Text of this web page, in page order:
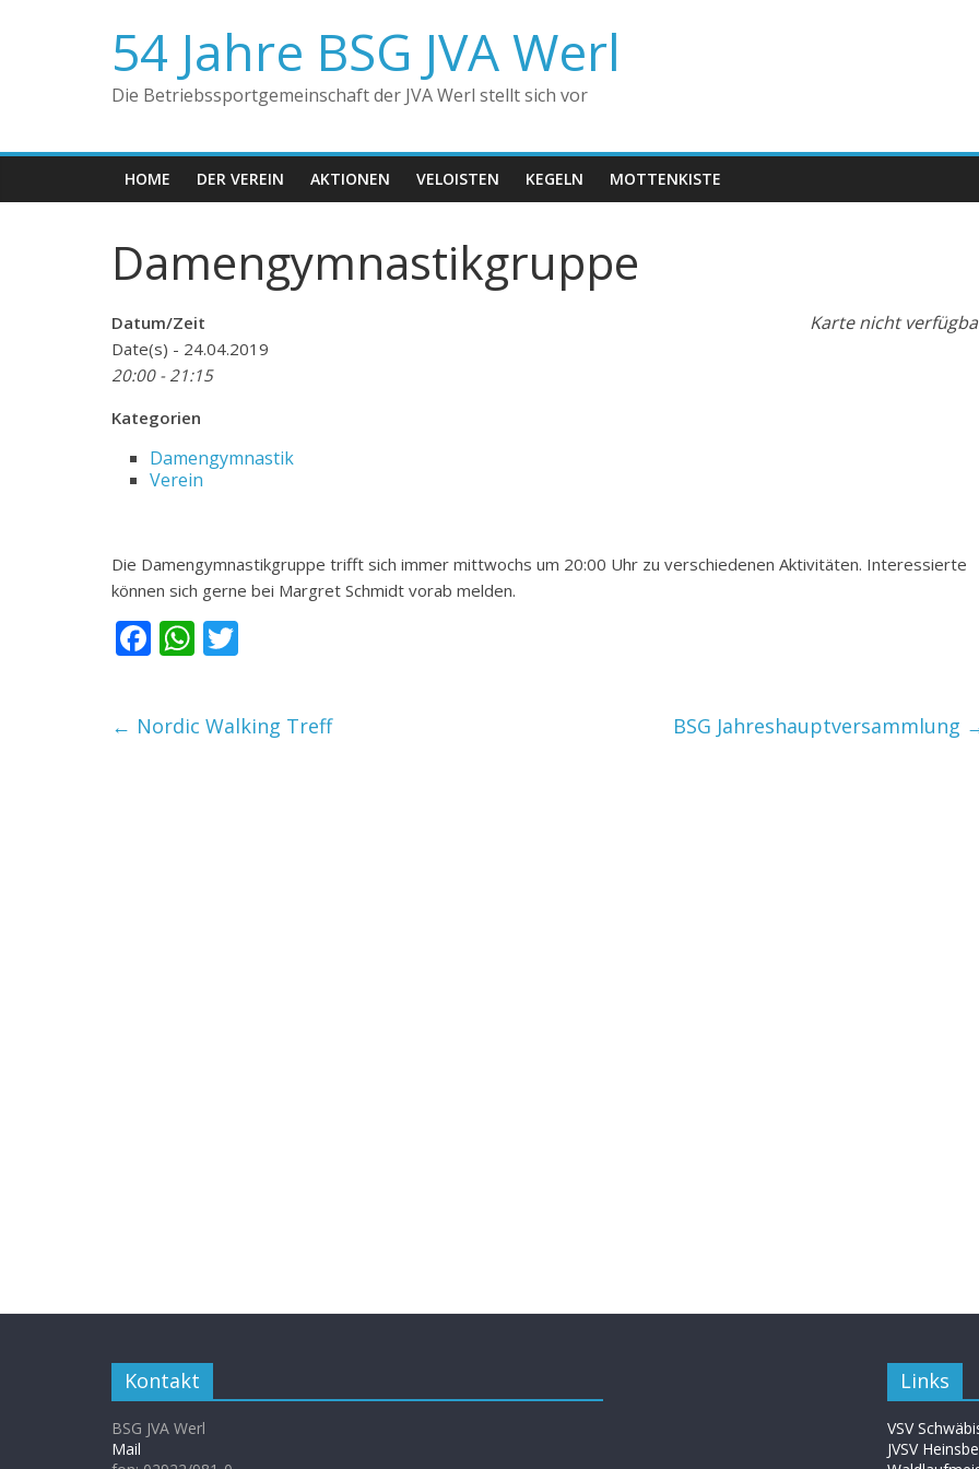
54 Jahre BSG JVA Werl
Die Betriebssportgemeinschaft der JVA Werl stellt sich vor
HOME DER VEREIN AKTIONEN VELOISTEN KEGELN MOTTENKISTE
Damengymnastikgruppe
Karte nicht
Datum/Zeit
Date(s) - 24.04.2019
20:00 - 21:15
Kategorien
Damengymnastik
Verein
Die Damengymnastikgruppe trifft sich immer mittwochs um 20:00 Uhr zu verschiedenen Aktivitäten. Interessierte
können sich gerne bei Margret Schmidt vorab melden.
F
b
W
at
s
itt
er
← Nordic Walking Treff BSG Jahreshauptversammlung
Kontakt
BSG JVA Werl
Mail
Links
VSV
JVSV